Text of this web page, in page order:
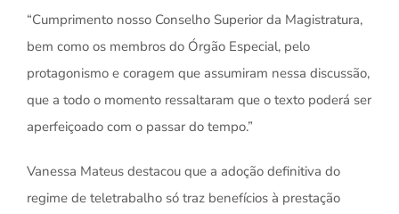
“Cumprimento nosso Conselho Superior da Magistratura,
bem como os membros do Órgão Especial, pelo
protagonismo e coragem que assumiram nessa discussão,
que a todo o momento ressaltaram que o texto poderá ser
aperfeiçoado com o passar do tempo.”
Vanessa Mateus destacou que a adoção definitiva do
regime de teletrabalho só traz benefícios à prestação